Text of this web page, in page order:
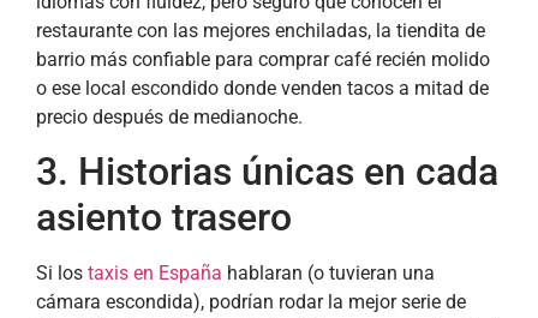
restaurante con las mejores enchiladas, la tiendita de
barrio más confiable para comprar café recién molido
o ese local escondido donde venden tacos a mitad de
precio después de medianoche.
3. Historias únicas en cada
asiento trasero
Si los taxis en España hablaran (o tuvieran una
cámara escondida), podrían rodar la mejor serie de